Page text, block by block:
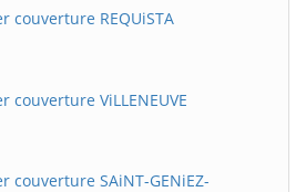
couverture REQUiSTA
couverture ViLLENEUVE
couverture SAiNT-GENiEZ-